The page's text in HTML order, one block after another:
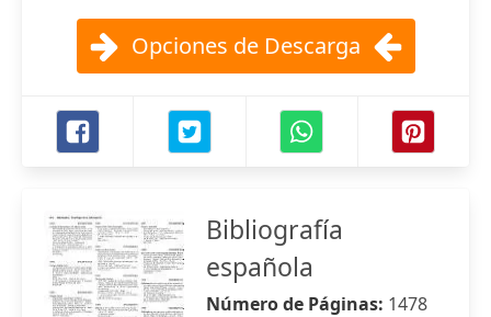
Opciones de Descarga
Bibliografía
española
Número de Páginas: 1478